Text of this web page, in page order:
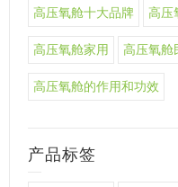
高压氧舱十大品牌 高压
高压氧舱家用 高压氧舱
高压氧舱的作用和功效
产品标签